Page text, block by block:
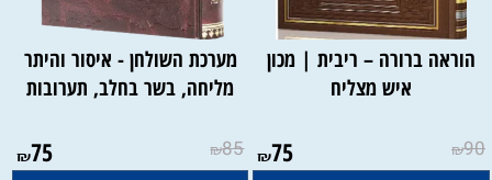
הוראה ברורה – ריבית | מכון
איש מצליח
₪90
₪75
מערכת השולחן - איסור והיתר
מליחה, בשר בחלב, תערובות
₪85
₪75